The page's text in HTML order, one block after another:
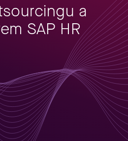
a
SAP HR